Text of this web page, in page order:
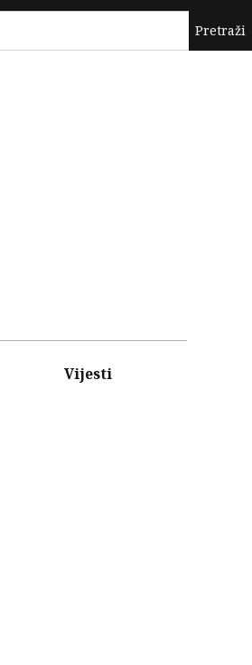
Vijesti